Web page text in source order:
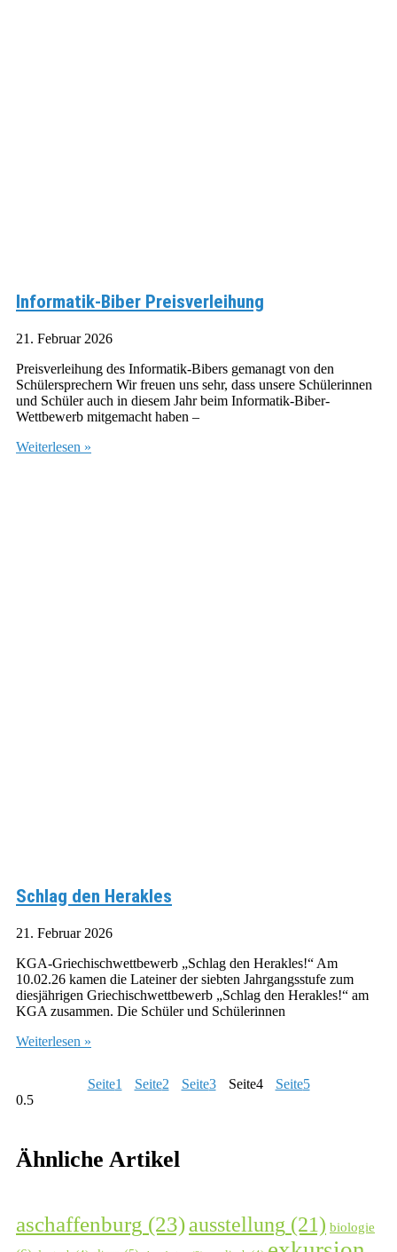
Informatik-Biber Preisverleihung
21. Februar 2026
Preisverleihung des Informatik-Bibers gemanagt von den
Schülersprechern Wir freuen uns sehr, dass unsere Schülerinnen
und Schüler auch in diesem Jahr beim Informatik-Biber-
Wettbewerb mitgemacht haben –
Weiterlesen »
Schlag den Herakles
21. Februar 2026
KGA-Griechischwettbewerb „Schlag den Herakles!“ Am
10.02.26 kamen die Lateiner der siebten Jahrgangsstufe zum
diesjährigen Griechischwettbewerb „Schlag den Herakles!“ am
KGA zusammen. Die Schüler und Schülerinnen
Weiterlesen »
Seite1 Seite2 Seite3 Seite4 Seite5
Ähnliche Artikel
aschaffenburg (23)ausstellung (21) biologie